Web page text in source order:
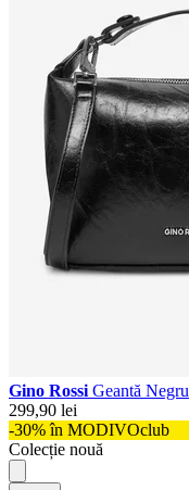
Gino Rossi Geantă Negru
299,90 lei
-30% în MODIVOclub
Colecție nouă